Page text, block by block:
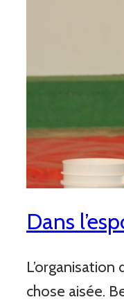
Dans
L’organisation
chose aisée.